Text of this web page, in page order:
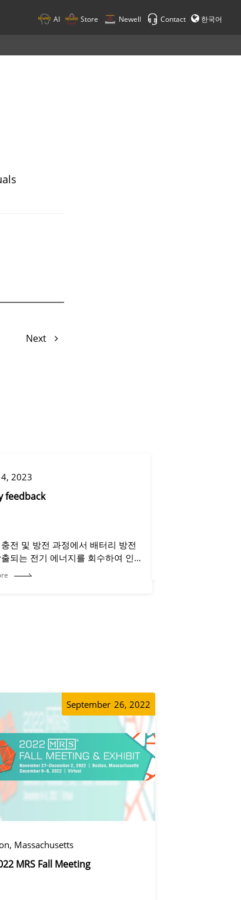
AI Store Newell Contact 한국어
Next
2023
feedback
전 및 방전 과정에서 배터리 방전
되는 전기 에너지를 회수하여 인
또는 기타 인근 테스트 장비에 공급
September 26, 2022
Massachusetts
MRS Fall Meeting